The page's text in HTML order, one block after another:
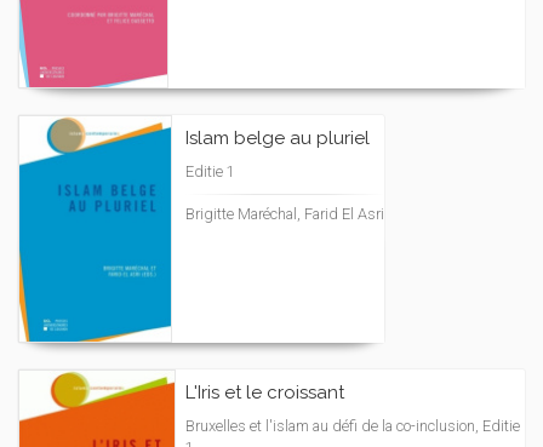
Islam belge au pluriel
Editie 1
Brigitte Maréchal, Farid El Asri
L'Iris et le croissant
Bruxelles et l'islam au défi de la co-inclusion, Editie